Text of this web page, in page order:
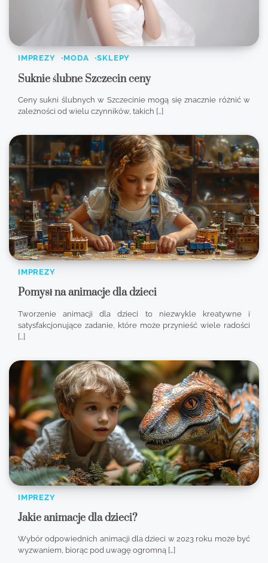
IMPREZY MODA SKLEPY
Suknie ślubne Szczecin ceny
Ceny sukni ślubnych w Szczecinie mogą się znacznie różnić w
zależności od wielu czynników, takich […]
IMPREZY
Pomysł na animacje dla dzieci
Tworzenie animacji dla dzieci to niezwykle kreatywne i
satysfakcjonujące zadanie, które może przynieść wiele radości
[…]
IMPREZY
Jakie animacje dla dzieci?
Wybór odpowiednich animacji dla dzieci w 2023 roku może być
wyzwaniem, biorąc pod uwagę ogromną […]